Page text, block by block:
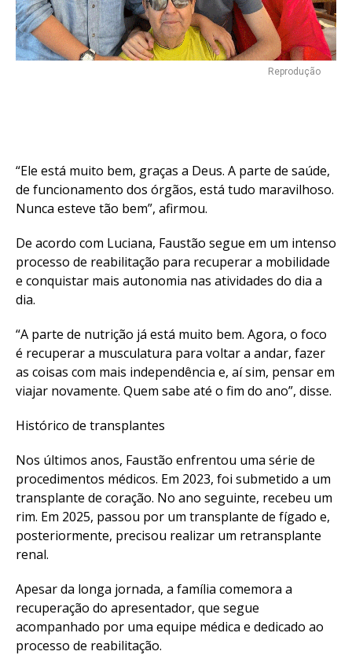
Reprodução
“Ele está muito bem, graças a Deus. A parte de saúde,
de funcionamento dos órgãos, está tudo maravilhoso.
Nunca esteve tão bem”, afirmou.
De acordo com Luciana, Faustão segue em um intenso
processo de reabilitação para recuperar a mobilidade
e conquistar mais autonomia nas atividades do dia a
dia.
“A parte de nutrição já está muito bem. Agora, o foco
é recuperar a musculatura para voltar a andar, fazer
as coisas com mais independência e, aí sim, pensar em
viajar novamente. Quem sabe até o fim do ano”, disse.
Histórico de transplantes
Nos últimos anos, Faustão enfrentou uma série de
procedimentos médicos. Em 2023, foi submetido a um
transplante de coração. No ano seguinte, recebeu um
rim. Em 2025, passou por um transplante de fígado e,
posteriormente, precisou realizar um retransplante
renal.
Apesar da longa jornada, a família comemora a
recuperação do apresentador, que segue
acompanhado por uma equipe médica e dedicado ao
processo de reabilitação.